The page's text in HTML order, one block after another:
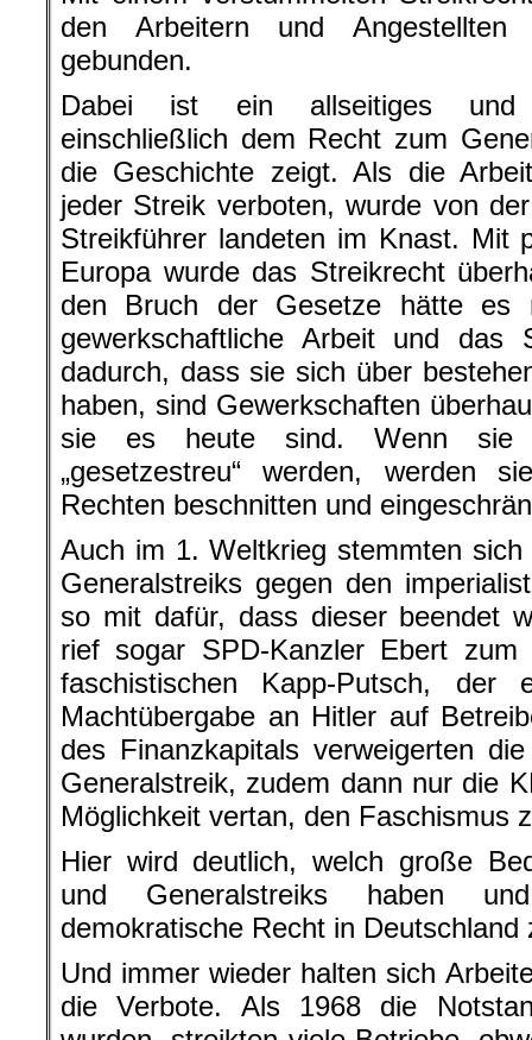
den Arbeitern und Angestellten
gebunden.
Dabei ist ein allseitiges und
einschließlich dem Recht zum
die Geschichte zeigt. Als die
jeder Streik verboten, wurde von
Streikführer landeten im Knast. Mit
Europa wurde das Streikrecht
den Bruch der Gesetze hätte es
gewerkschaftliche Arbeit und das
dadurch, dass sie sich über
haben, sind Gewerkschaften
sie es heute sind. Wenn sie
„gesetzestreu“ werden, werden
Rechten beschnitten und
Auch im 1. Weltkrieg stemmten
Generalstreiks gegen den
so mit dafür, dass dieser beendet
rief sogar SPD-Kanzler Ebert zum
faschistischen Kapp-Putsch, der
Machtübergabe an Hitler auf
des Finanzkapitals verweigerten
Generalstreik, zudem dann nur die
Möglichkeit vertan, den Faschismus
Hier wird deutlich, welch große
und Generalstreiks haben
demokratische Recht in Deutschland
Und immer wieder halten sich
die Verbote. Als 1968 die